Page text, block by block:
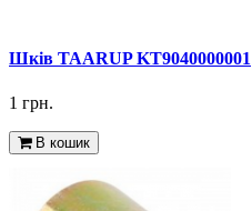
Шків TAARUP KT9040000001
1 грн.
В кошик